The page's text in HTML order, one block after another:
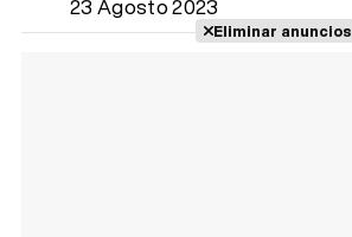
23 Agosto 2023
Eliminar anuncios